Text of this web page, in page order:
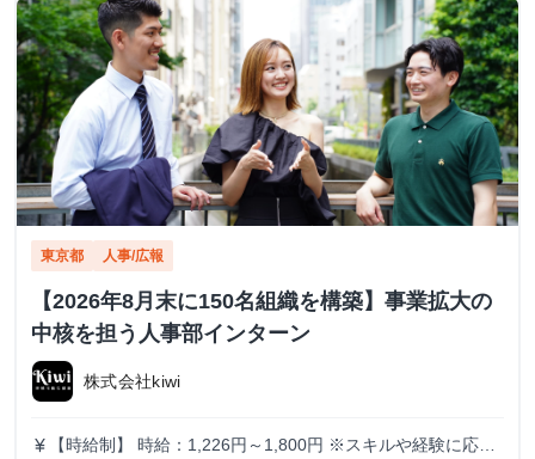
東京都 人事/広報
【2026年8月末に150名組織を構築】事業拡大の
中核を担う人事部インターン
株式会社kiwi
currency_yen
【時給制】 時給：1,226円～1,800円 ※スキルや経験に応じ